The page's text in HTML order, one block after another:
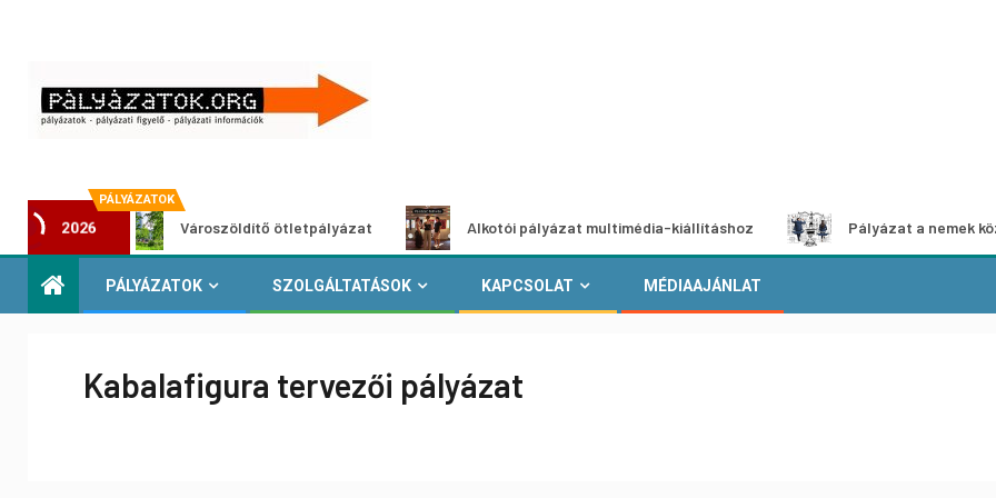
PÁLYÁZATOK
2026 Városzöldítő ötletpályázat Alkotói pályázat multimédia-kiállításhoz Pályázat a nemek közötti
PÁLYÁZATOK SZOLGÁLTATÁSOK KAPCSOLAT MÉDIAAJÁNLAT
Kabalafigura tervezői pályázat